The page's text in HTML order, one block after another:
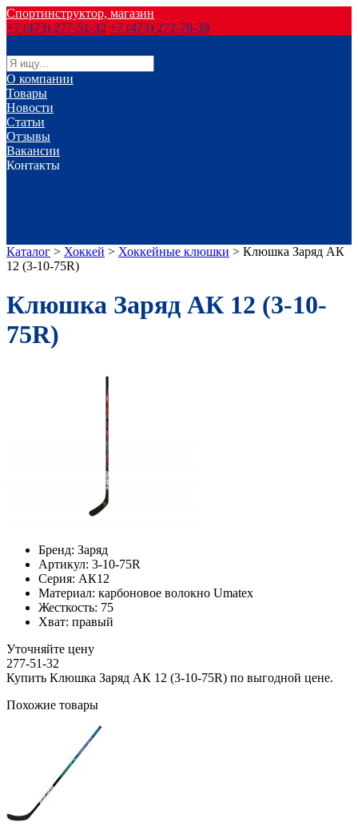
Спортинструктор, магазин
+7 (473) 277-51-32 +7 (473) 272-78-39
О компании
Товары
Новости
Статьи
Отзывы
Вакансии
Контакты
Каталог > Хоккей > Хоккейные клюшки > Клюшка Заряд АК
12 (3-10-75R)
Клюшка Заряд АК 12 (3-10-
75R)
Бренд: Заряд
Артикул: 3-10-75R
Серия: АК12
Материал: карбоновое волокно Umatex
Жесткость: 75
Хват: правый
Уточняйте цену
277-51-32
Купить Клюшка Заряд АК 12 (3-10-75R) по выгодной цене.
Похожие товары